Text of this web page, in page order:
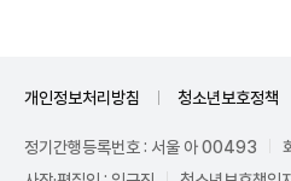
개인정보처리방침 청소년보호정책
정기간행등록번호 : 서울 아 00493